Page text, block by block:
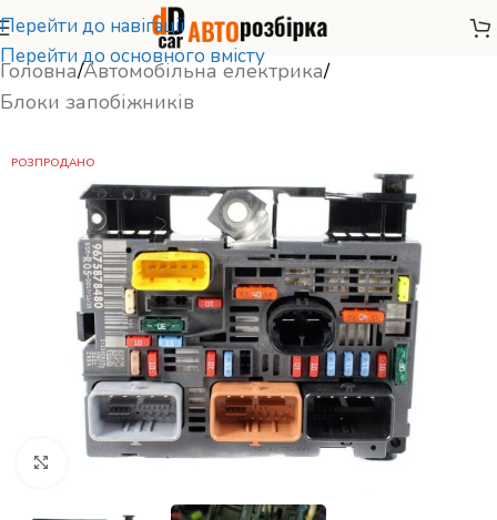
Перейти до навігації
Перейти до основного вмісту
Головна/Автомобільна електрика/
Блоки запобіжників
РОЗПРОДАНО
Натисніть, щоб збільшити